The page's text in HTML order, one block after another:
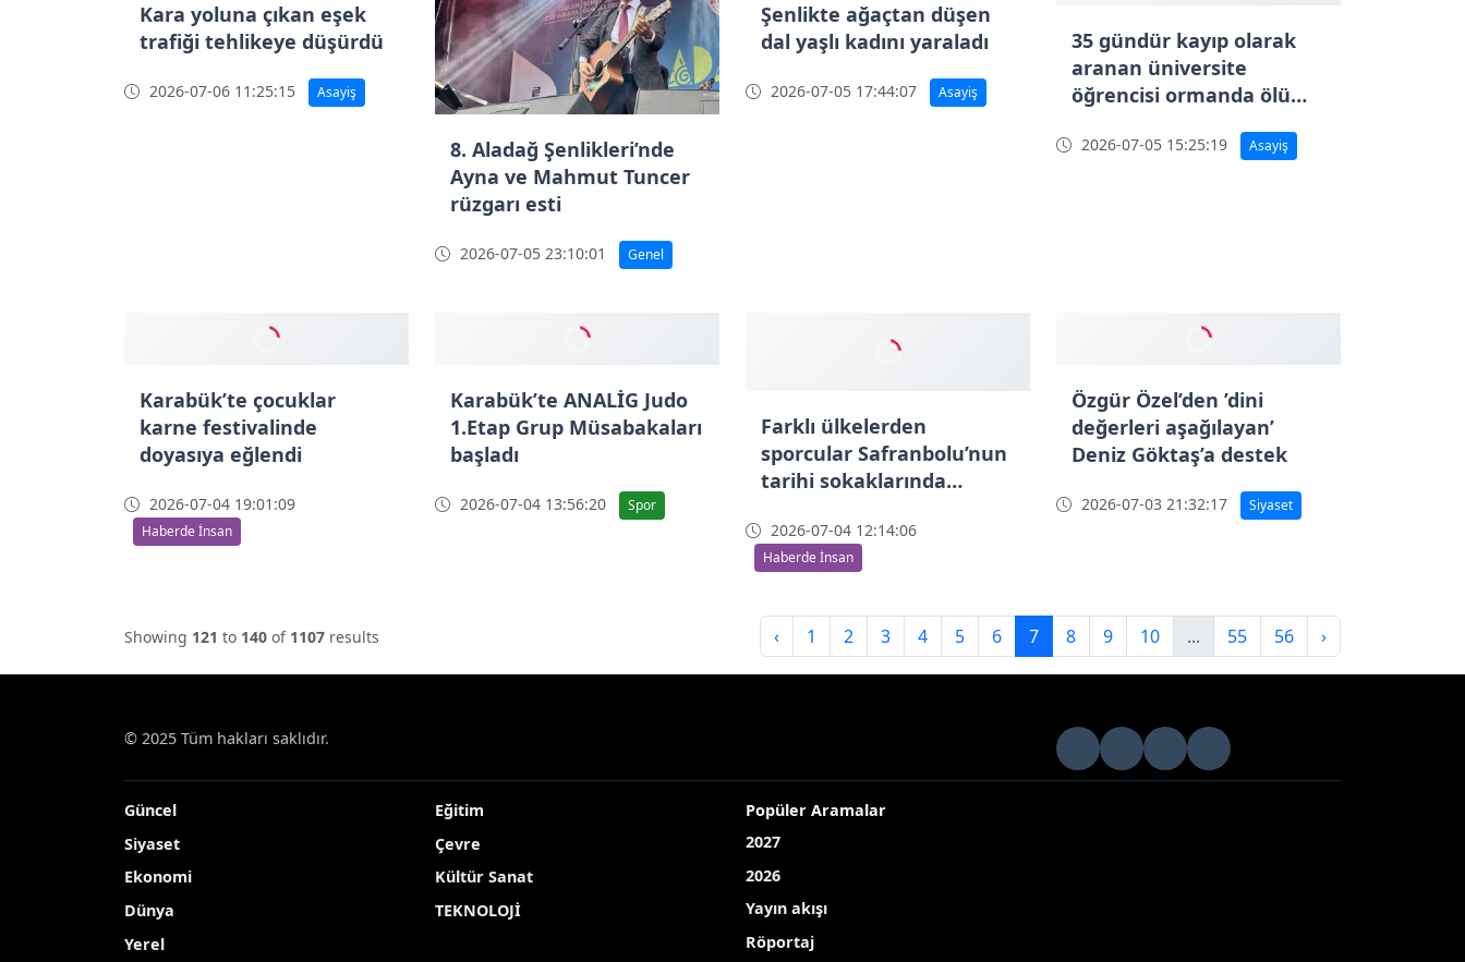
Kara yoluna çıkan eşek
trafiği tehlikeye düşürdü
2026-07-06 11:25:15 Asayiş
8. Aladağ Şenlikleri’nde
Ayna ve Mahmut Tuncer
rüzgarı esti
2026-07-05 23:10:01 Genel
Şenlikte ağaçtan düşen
dal yaşlı kadını yaraladı
2026-07-05 17:44:07 Asayiş
35 gündür kayıp olarak
aranan üniversite
öğrencisi ormanda ölü
2026-07-05 15:25:19 Asayiş
Karabük’te çocuklar
karne festivalinde
doyasıya eğlendi
2026-07-04 19:01:09
Haberde İnsan
Karabük’te ANALİG Judo
1.Etap Grup Müsabakaları
başladı
2026-07-04 13:56:20 Spor
Farklı ülkelerden
sporcular Safranbolu’nun
tarihi sokaklarında
2026-07-04 12:14:06
Haberde İnsan
Özgür Özel’den ’dini
değerleri aşağılayan’
Deniz Göktaş’a destek
2026-07-03 21:32:17 Siyaset
Showing 121 to 140 of 1107 results ‹ 1 2 3 4 5 6 7 8 9 10 ... 55 56 ›
© 2025 Tüm hakları saklıdır.
Güncel
Siyaset
Ekonomi
Dünya
Yerel
Eğitim
Çevre
Kültür Sanat
TEKNOLOJİ
Popüler Aramalar
2027
2026
Yayın akışı
Röportaj